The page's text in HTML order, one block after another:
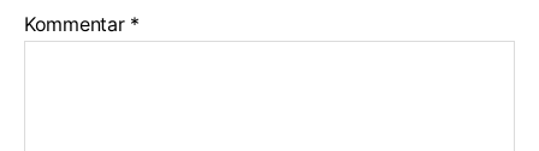
Kommentar *